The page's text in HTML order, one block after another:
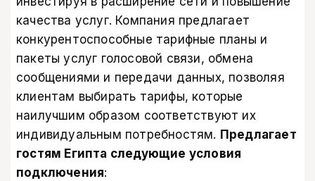
качества услуг. Компания предлагает
конкурентоспособные тарифные планы и
пакеты услуг голосовой связи, обмена
сообщениями и передачи данных, позволяя
клиентам выбирать тарифы, которые
наилучшим образом соответствуют их
индивидуальным потребностям. Предлагает
гостям Египта следующие условия
подключения: